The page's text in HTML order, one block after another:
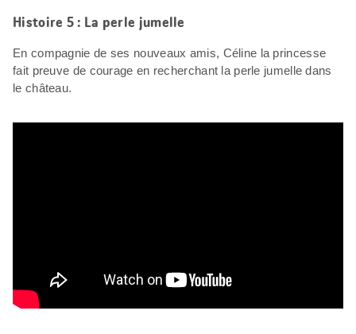
Histoire 5 : La perle jumelle
En compagnie de ses nouveaux amis, Céline la princesse
fait preuve de courage en recherchant la perle jumelle dans
le château.